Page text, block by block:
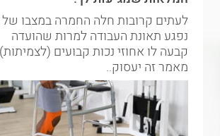
לעתים קרובות חלה החמרה במצבו של
נפגע תאונת העבודה למרות שהועדה
קבעה לו אחוזי נכות קבועים (לצמיתות).
מאמר זה יעסוק..